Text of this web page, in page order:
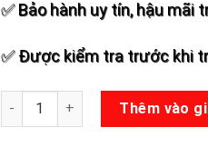
✅ Bảo hành uy tín, hậu mãi
✅ Được kiểm tra trước khi
Loa Bass 20 100W Từ 120 Coil
Thêm vào